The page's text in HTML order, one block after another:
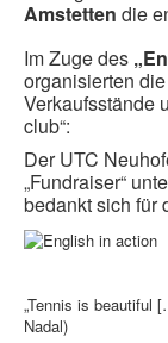
Amstetten die
Im Zuge des
organisierten
Verkaufsstände
club“:
Der UTC
„Fundraiser“
bedankt sich für
„Tennis is beautiful
Nadal)